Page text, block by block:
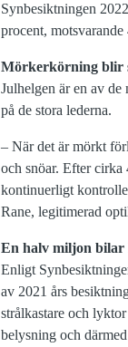
Synbesiktningen
procent,
Mörkerkörning blir
Julhelgen är en av
på de stora lederna.
– När det är mörkt
och snöar. Efter cirka
kontinuerligt
Rane, legitimerad
En halv miljon bilar
Enligt
av 2021 års
strålkastare och
belysning och